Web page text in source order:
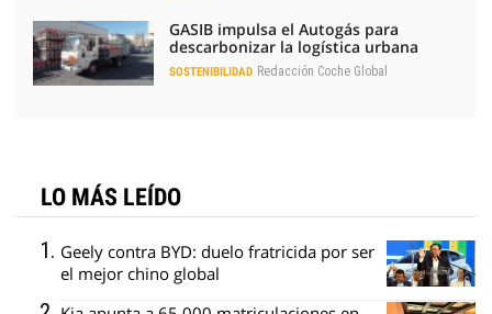
GASIB impulsa el Autogás para
descarbonizar la logística urbana
SOSTENIBILIDAD Redacción Coche Global
LO MÁS LEÍDO
Geely contra BYD: duelo fratricida por ser
el mejor chino global